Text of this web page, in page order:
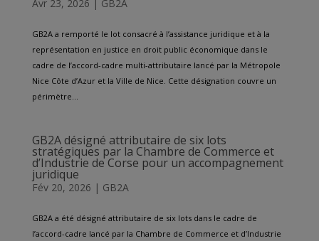
Avr 23, 2026 | GB2A
GB2A a remporté le lot consacré à l’assistance juridique et à la
représentation en justice en droit public économique dans le
cadre de l’accord-cadre multi-attributaire lancé par la Métropole
Nice Côte d’Azur et la Ville de Nice. Cette désignation couvre un
périmètre...
GB2A désigné attributaire de six lots
stratégiques par la Chambre de Commerce et
d’Industrie de Corse pour un accompagnement
juridique
Fév 20, 2026 | GB2A
GB2A a été désigné attributaire de six lots dans le cadre de
l’accord-cadre lancé par la Chambre de Commerce et d’Industrie